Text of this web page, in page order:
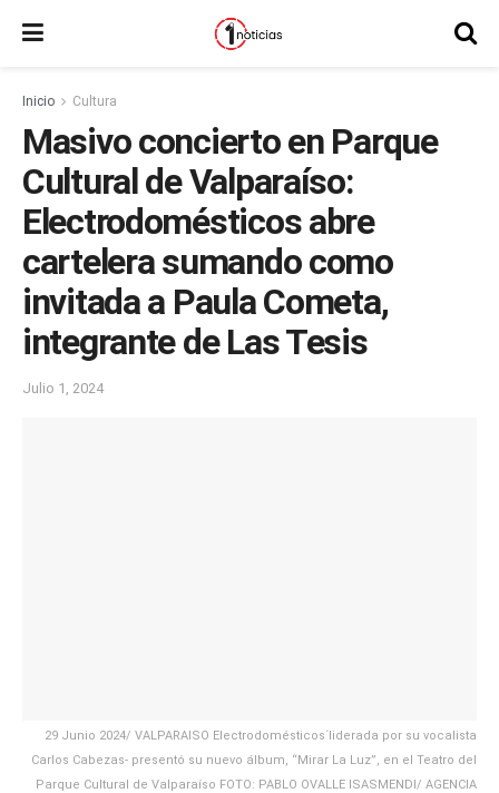
Inicio Cultura
Masivo concierto en Parque
Cultural de Valparaíso:
Electrodomésticos abre
cartelera sumando como
invitada a Paula Cometa,
integrante de Las Tesis
Julio 1, 2024
29 Junio 2024/ VALPARAISO Electrodomésticos´liderada por su vocalista
Carlos Cabezas- presentó su nuevo álbum, “Mirar La Luz”, en el Teatro del
Parque Cultural de Valparaíso FOTO: PABLO OVALLE ISASMENDI/ AGENCIA